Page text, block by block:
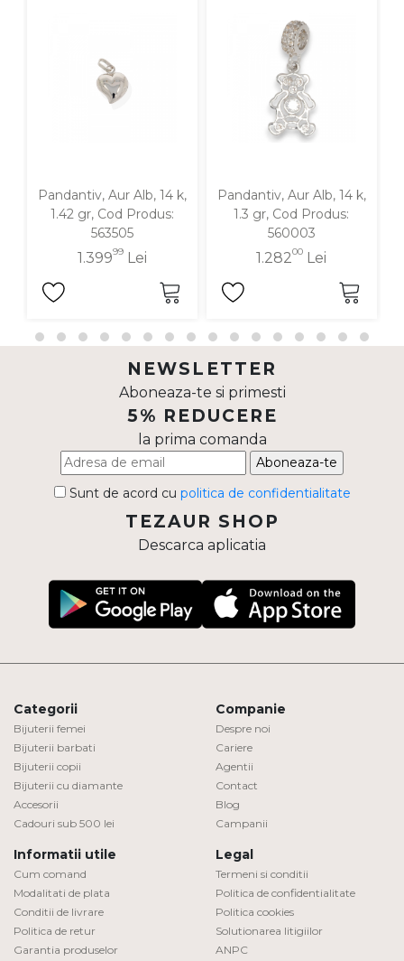
Pandantiv, Aur Alb, 14 k,
1.42 gr, Cod Produs:
563505
1.39999Lei
Pandantiv, Aur Alb, 14 k,
1.3 gr, Cod Produs:
560003
1.28200 Lei
NEWSLETTER
Aboneaza-te si primesti
5% REDUCERE
la prima comanda
Aboneaza-te
Sunt de acord cu politica de confidentialitate
TEZAUR SHOP
Descarca aplicatia
Categorii
Bijuterii femei
Bijuterii barbati
Bijuterii copii
Bijuterii cu diamante
Accesorii
Cadouri sub 500 lei
Companie
Despre noi
Cariere
Agentii
Contact
Blog
Campanii
Informatii utile
Cum comand
Modalitati de plata
Conditii de livrare
Politica de retur
Garantia produselor
Legal
Termeni si conditii
Politica de confidentialitate
Politica cookies
Solutionarea litigiilor
ANPC